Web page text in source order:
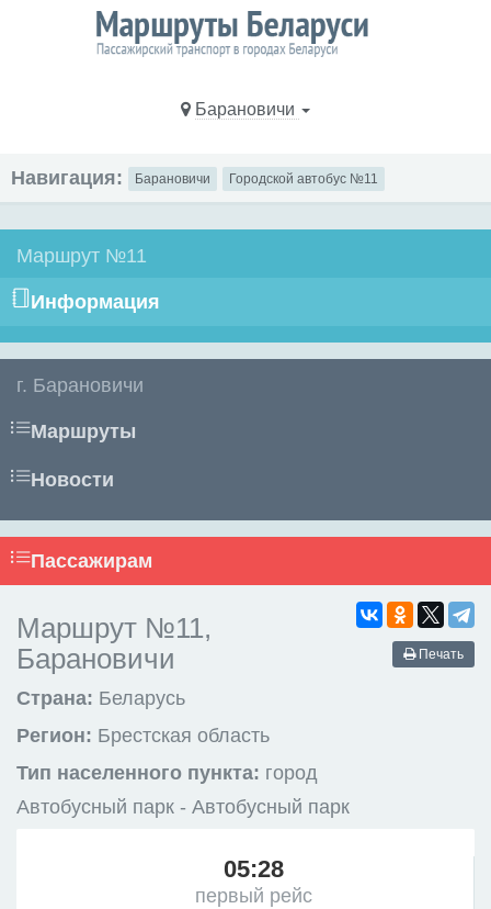
Барановичи
Навигация: Барановичи Городской автобус №11
Маршрут №11
Информация
г. Барановичи
Маршруты
Новости
Пассажирам
Печать
Маршрут №11,
Барановичи
Страна: Беларусь
Регион: Брестская область
Тип населенного пункта: город
Автобусный парк - Автобусный парк
05:28
первый рейс